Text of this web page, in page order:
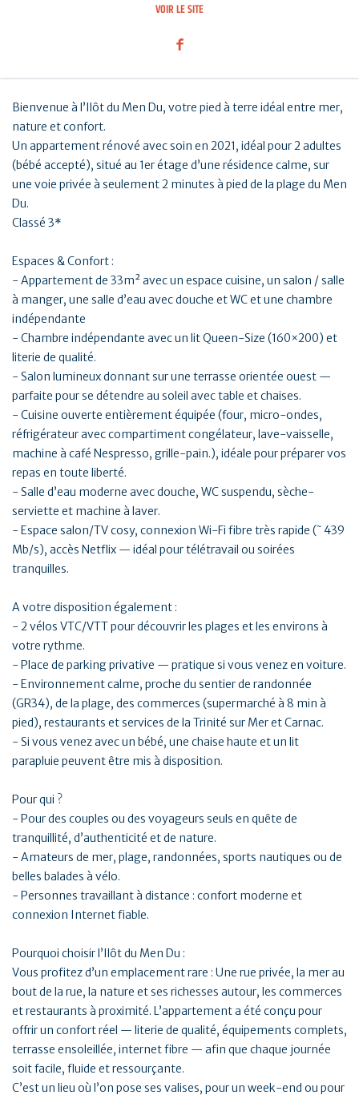
VOIR LE SITE
Bienvenue à l’Ilôt du Men Du, votre pied à terre idéal entre mer,
nature et confort.
Un appartement rénové avec soin en 2021, idéal pour 2 adultes
(bébé accepté), situé au 1er étage d’une résidence calme, sur
une voie privée à seulement 2 minutes à pied de la plage du Men
Du.
Classé 3*
Espaces & Confort :
- Appartement de 33m² avec un espace cuisine, un salon / salle
à manger, une salle d’eau avec douche et WC et une chambre
indépendante
- Chambre indépendante avec un lit Queen-Size (160×200) et
literie de qualité.
- Salon lumineux donnant sur une terrasse orientée ouest —
parfaite pour se détendre au soleil avec table et chaises.
- Cuisine ouverte entièrement équipée (four, micro-ondes,
réfrigérateur avec compartiment congélateur, lave-vaisselle,
machine à café Nespresso, grille-pain.), idéale pour préparer vos
repas en toute liberté.
- Salle d’eau moderne avec douche, WC suspendu, sèche-
serviette et machine à laver.
- Espace salon/TV cosy, connexion Wi-Fi fibre très rapide (˜ 439
Mb/s), accès Netflix — idéal pour télétravail ou soirées
tranquilles.
A votre disposition également :
- 2 vélos VTC/VTT pour découvrir les plages et les environs à
votre rythme.
- Place de parking privative — pratique si vous venez en voiture.
- Environnement calme, proche du sentier de randonnée
(GR34), de la plage, des commerces (supermarché à 8 min à
pied), restaurants et services de la Trinité sur Mer et Carnac.
- Si vous venez avec un bébé, une chaise haute et un lit
parapluie peuvent être mis à disposition.
Pour qui ?
- Pour des couples ou des voyageurs seuls en quête de
tranquillité, d’authenticité et de nature.
- Amateurs de mer, plage, randonnées, sports nautiques ou de
belles balades à vélo.
- Personnes travaillant à distance : confort moderne et
connexion Internet fiable.
Pourquoi choisir l’Ilôt du Men Du :
Vous profitez d’un emplacement rare : Une rue privée, la mer au
bout de la rue, la nature et ses richesses autour, les commerces
et restaurants à proximité. L’appartement a été conçu pour
offrir un confort réel — literie de qualité, équipements complets,
terrasse ensoleillée, internet fibre — afin que chaque journée
soit facile, fluide et ressourçante.
C’est un lieu où l’on pose ses valises, pour un week-end ou pour